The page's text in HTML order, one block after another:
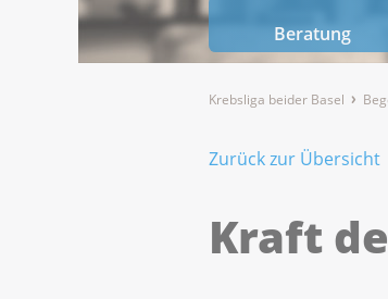
Beratung
Krebsliga beider Basel
Zurück zur Übersicht
Kraft